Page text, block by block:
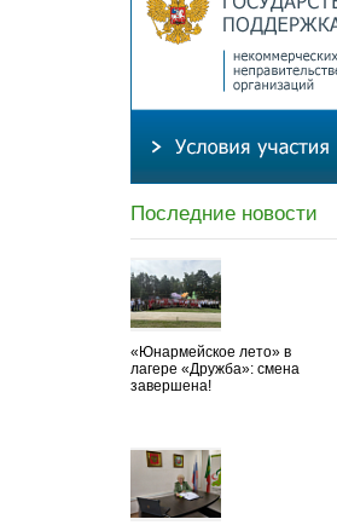
Последние новости
«Юнармейское лето» в
лагере «Дружба»: смена
завершена!